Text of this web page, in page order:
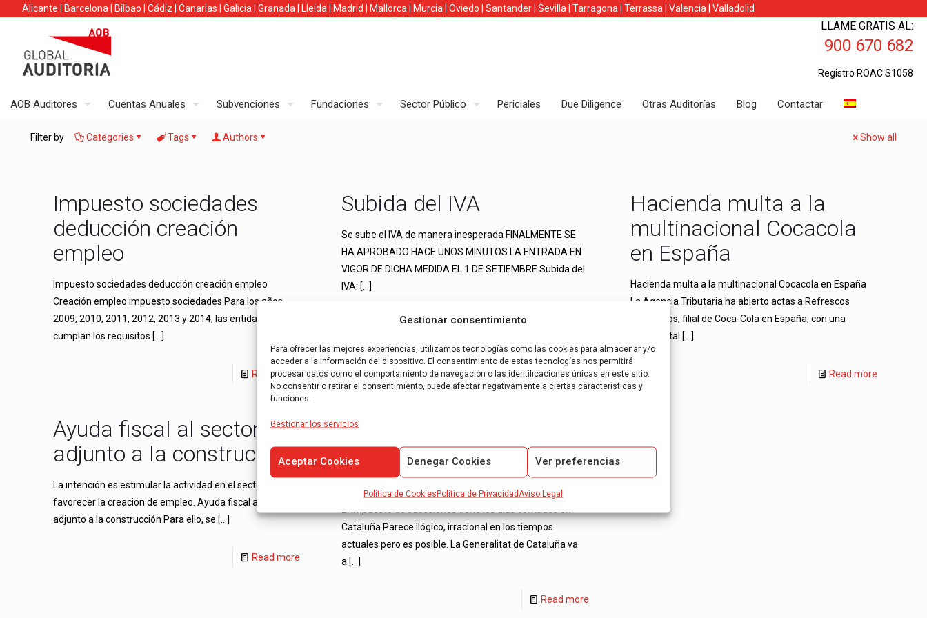
Gestionar consentimiento
Para ofrecer las mejores experiencias, utilizamos tecnologías como las cookies para almacenar y/o
acceder a la información del dispositivo. El consentimiento de estas tecnologías nos permitirá
procesar datos como el comportamiento de navegación o las identificaciones únicas en este sitio.
No consentir o retirar el consentimiento, puede afectar negativamente a ciertas características y
funciones.
Gestionar los servicios
Aceptar Cookies Denegar Cookies Ver preferencias
Política de CookiesPolítica de Privacidad Aviso Legal
Alicante Barcelona Bilbao Cádiz Canarias Galicia Granada Lleida Madrid Mallorca Murcia Oviedo Santander Sevilla Tarragona Terrassa Valencia Valladolid
AOB Auditores Cuentas Anuales Subvenciones Fundaciones Sector Público Periciales Due Diligence Otras Auditorías Blog Contactar
LLAME GRATIS AL:
900 670 682
Registro ROAC S1058
Filter by Categories Tags Authors Show all
Impuesto sociedades
deducción creación
empleo
Impuesto sociedades deducción creación empleo
Creación empleo impuesto sociedades Para los años
2009, 2010, 2011, 2012, 2013 y 2014, las entidades que
cumplan los requisitos […]
Read more
Subida del IVA
Se sube el IVA de manera inesperada FINALMENTE SE
HA APROBADO HACE UNOS MINUTOS LA ENTRADA EN
VIGOR DE DICHA MEDIDA EL 1 DE SETIEMBRE Subida del
IVA: […]
Hacienda multa a la
multinacional Cocacola
en España
Hacienda multa a la multinacional Cocacola en España
La Agencia Tributaria ha abierto actas a Refrescos
Envasados, filial de Coca-Cola en España, con una
deuda total […]
Read more
Ayuda fiscal al sector
adjunto a la construccion
La intención es estimular la actividad en el sector y
favorecer la creación de empleo. Ayuda fiscal al sector
adjunto a la construcción Para ello, se […]
Read more
El impuesto de
sucesiones tiene los dias
contados en Cataluña
Cataluña Parece ilógico, irracional en los tiempos
actuales pero es posible. La Generalitat de Cataluña va
a […]
Read more